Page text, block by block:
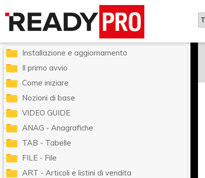
Ready Pro - Manuale utente
Installazione e aggiornamento
Il primo avvio
Come iniziare
Nozioni di base
VIDEO GUIDE
ANAG - Anagrafiche
TAB - Tabelle
FILE - File
ART - Articoli e listini di vendita